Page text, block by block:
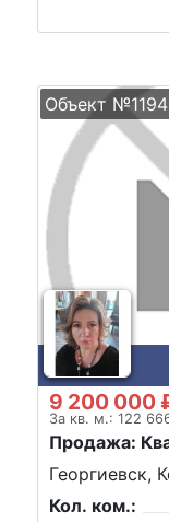
Объект
9 200 000
За кв. м.: 122
Продажа:
Георгиевск,
Кол. ком.: